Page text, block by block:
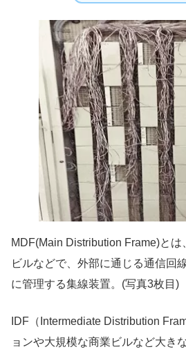
MDF(Main Distribution Frame)とは
ビルなどで、外部に通じる通信回
に管理する集線装置。(写真3枚目)
IDF（Intermediate Distribution
ョンや大規模な商業ビルなど大き